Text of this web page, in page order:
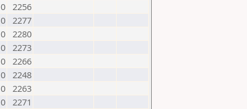
0 2256
0 2277
0 2280
0 2273
0 2266
0 2248
0 2263
0 2271